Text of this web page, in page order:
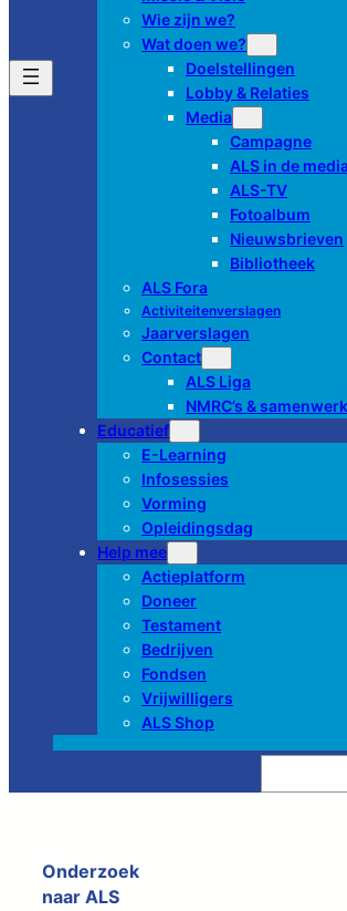
Wie zijn we?
Wat doen we?
Doelstellingen
Lobby & Relaties
Media
Campagne
ALS in de media
ALS-TV
Fotoalbum
Nieuwsbrieven
Bibliotheek
ALS Fora
Activiteitenverslagen
Jaarverslagen
Contact
ALS Liga
NMRC’s &
Educatief
E-Learning
Infosessies
Vorming
Opleidingsdag
Help mee
Actieplatform
Doneer
Testament
Bedrijven
Fondsen
Vrijwilligers
ALS Shop
Z
e
Onderzoek
naar ALS